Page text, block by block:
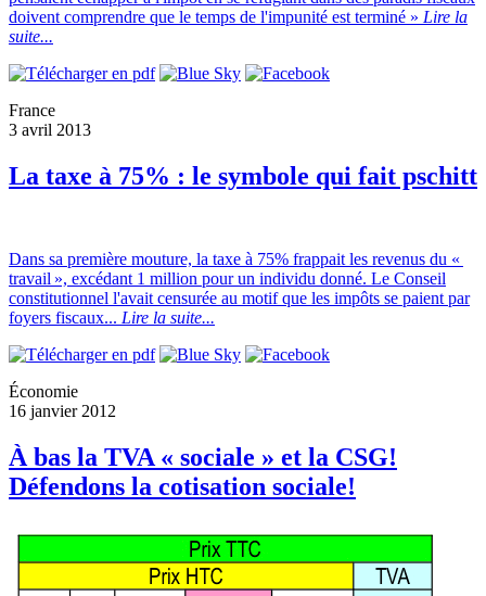
doivent comprendre que le temps de l'impunité est terminé » Lire la
suite...
France
3 avril 2013
La taxe à 75% : le symbole qui fait pschitt
Dans sa première mouture, la taxe à 75% frappait les revenus du «
travail », excédant 1 million pour un individu donné. Le Conseil
constitutionnel l'avait censurée au motif que les impôts se paient par
foyers fiscaux... Lire la suite...
Économie
16 janvier 2012
À bas la TVA « sociale » et la CSG!
Défendons la cotisation sociale!